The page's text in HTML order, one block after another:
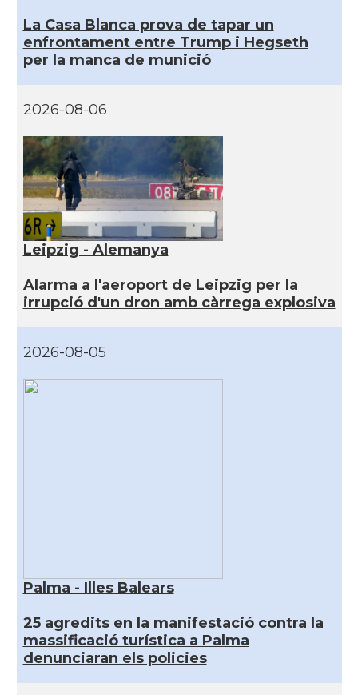
La Casa Blanca prova de tapar un
enfrontament entre Trump i Hegseth
per la manca de munició
2026-08-06
Leipzig - Alemanya
Alarma a l'aeroport de Leipzig per la
irrupció d'un dron amb càrrega explosiva
2026-08-05
Palma - Illes Balears
25 agredits en la manifestació contra la
massificació turística a Palma
denunciaran els policies